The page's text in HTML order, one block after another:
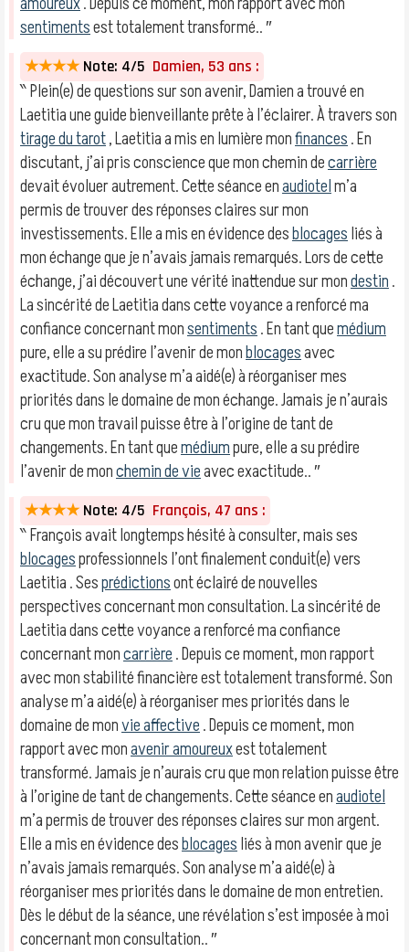
sentimentsest totalement transformé.. ″
★★★★ Note: 4/5 Damien, 53 ans :
‶ Plein(e) de questions sur son avenir, Damien a trouvé en
Laetitia une guide bienveillante prête à l’éclairer. À travers son
tirage du tarot, Laetitia a mis en lumière monfinances. En
discutant, j’ai pris conscience que mon chemin decarrière
devait évoluer autrement. Cette séance enaudiotelm’a
permis de trouver des réponses claires sur mon
investissements. Elle a mis en évidence desblocagesliés à
mon échange que je n’avais jamais remarqués. Lors de cette
échange, j’ai découvert une vérité inattendue sur mondestin.
La sincérité de Laetitia dans cette voyance a renforcé ma
confiance concernant monsentiments. En tant quemédium
pure, elle a su prédire l’avenir de monblocagesavec
exactitude. Son analyse m’a aidé(e) à réorganiser mes
priorités dans le domaine de mon échange. Jamais je n’aurais
cru que mon travail puisse être à l’origine de tant de
changements. En tant quemédiumpure, elle a su prédire
l’avenir de monchemin de vieavec exactitude.. ″
★★★★ Note: 4/5 François, 47 ans :
‶ François avait longtemps hésité à consulter, mais ses
blocagesprofessionnels l’ont finalement conduit(e) vers
Laetitia . Sesprédictionsont éclairé de nouvelles
perspectives concernant mon consultation. La sincérité de
Laetitia dans cette voyance a renforcé ma confiance
concernant moncarrière. Depuis ce moment, mon rapport
avec mon stabilité financière est totalement transformé. Son
analyse m’a aidé(e) à réorganiser mes priorités dans le
domaine de monvie affective. Depuis ce moment, mon
rapport avec monavenir amoureuxest totalement
transformé. Jamais je n’aurais cru que mon relation puisse être
à l’origine de tant de changements. Cette séance enaudiotel
m’a permis de trouver des réponses claires sur mon argent.
Elle a mis en évidence desblocagesliés à mon avenir que je
n’avais jamais remarqués. Son analyse m’a aidé(e) à
réorganiser mes priorités dans le domaine de mon entretien.
Dès le début de la séance, une révélation s’est imposée à moi
concernant mon consultation.. ″